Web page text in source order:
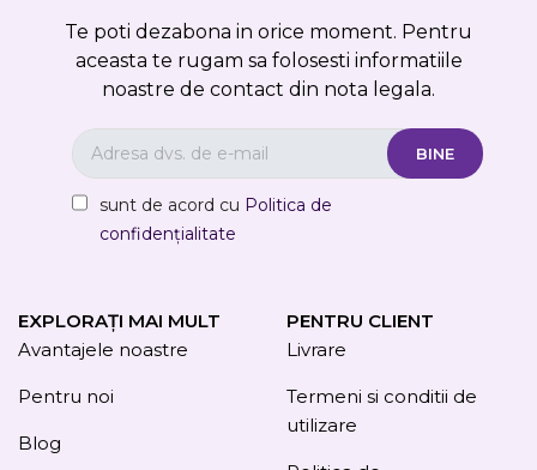
Te poti dezabona in orice moment. Pentru
aceasta te rugam sa folosesti informatiile
noastre de contact din nota legala.
sunt de acord cu Politica de
confidențialitate
EXPLORAȚI MAI MULT
Avantajele noastre
Pentru noi
Blog
PENTRU CLIENT
Livrare
Termeni si conditii de
utilizare